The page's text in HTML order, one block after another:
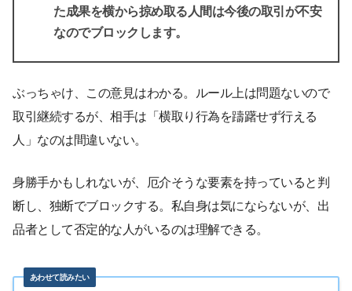
た成果を横から掠め取る人間は今後の取引が不安
なのでブロックします。
ぶっちゃけ、この意見はわかる。ルール上は問題ないので
取引継続するが、相手は「横取り行為を躊躇せず行える
人」なのは間違いない。
身勝手かもしれないが、厄介そうな要素を持っていると判
断し、独断でブロックする。私自身は気にならないが、出
品者として否定的な人がいるのは理解できる。